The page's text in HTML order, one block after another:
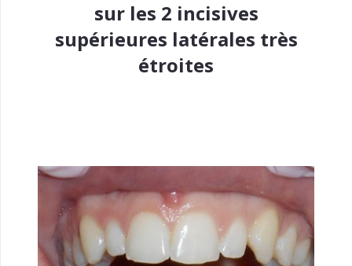
sur les 2 incisives
supérieures latérales très
étroites